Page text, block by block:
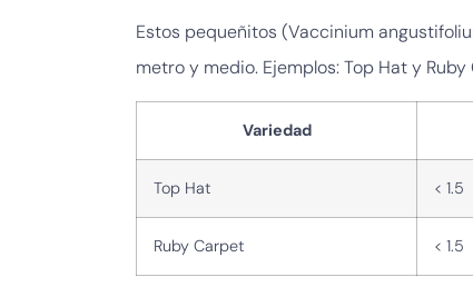
Estos pequeñitos (Vaccinium
metro y medio. Ejemplos: Top Hat y
Variedad
Top Hat < 1.5
Ruby Carpet < 1.5